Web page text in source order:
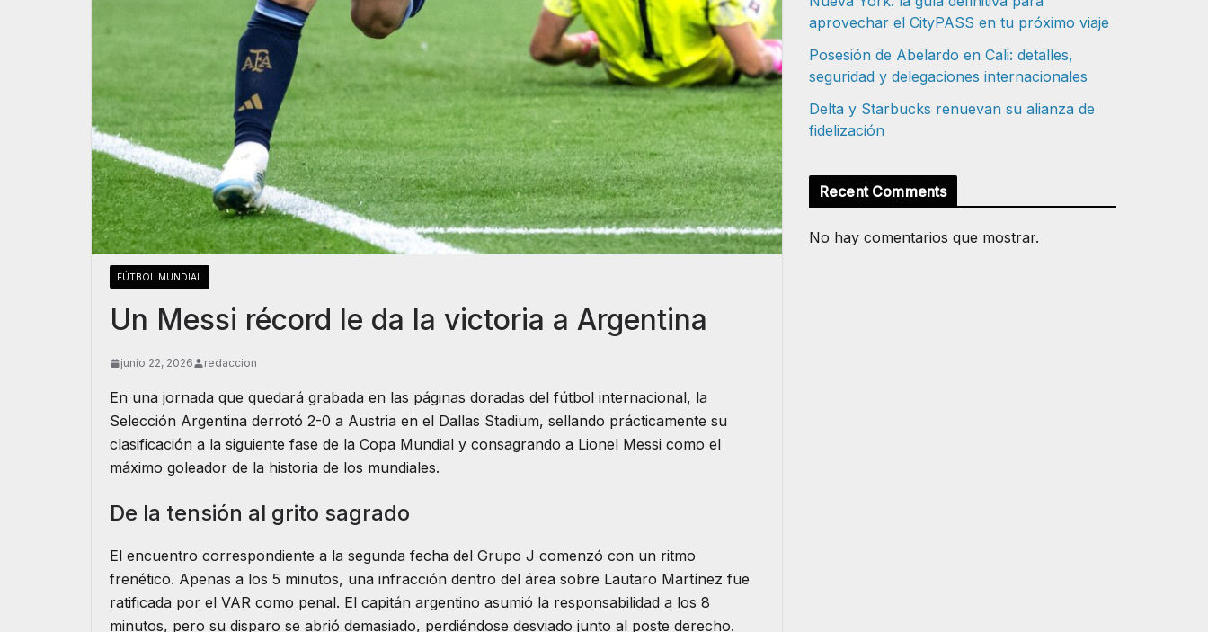
FÚTBOL MUNDIAL
Un Messi récord le da la victoria a Argentina
junio 22, 2026 redaccion
En una jornada que quedará grabada en las páginas doradas del fútbol internacional, la
Selección Argentina derrotó 2-0 a Austria en el Dallas Stadium, sellando prácticamente su
clasificación a la siguiente fase de la Copa Mundial y consagrando a Lionel Messi como el
máximo goleador de la historia de los mundiales.
De la tensión al grito sagrado
El encuentro correspondiente a la segunda fecha del Grupo J comenzó con un ritmo
frenético. Apenas a los 5 minutos, una infracción dentro del área sobre Lautaro Martínez fue
ratificada por el VAR como penal. El capitán argentino asumió la responsabilidad a los 8
minutos, pero su disparo se abrió demasiado, perdiéndose desviado junto al poste derecho.
aprovechar el CityPASS en tu próximo viaje
Posesión de Abelardo en Cali: detalles,
seguridad y delegaciones internacionales
Delta y Starbucks renuevan su alianza de
fidelización
Recent Comments
No hay comentarios que mostrar.